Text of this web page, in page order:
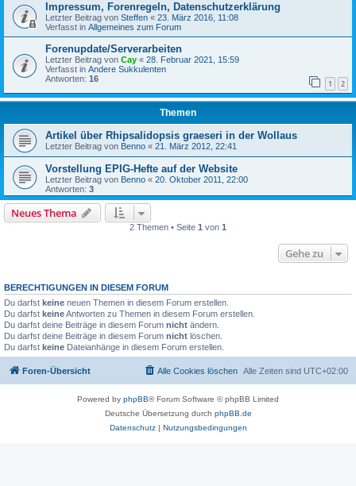
Impressum, Forenregeln, Datenschutzerklärung
Letzter Beitrag von Steffen « 23. März 2016, 11:08
Verfasst in Allgemeines zum Forum
Forenupdate/Serverarbeiten
Letzter Beitrag von Cay « 28. Februar 2021, 15:59
Verfasst in Andere Sukkulenten
Antworten: 16 1 2
Themen
Artikel über Rhipsalidopsis graeseri in der Wollaus
Letzter Beitrag von Benno « 21. März 2012, 22:41
Vorstellung EPIG-Hefte auf der Website
Letzter Beitrag von Benno « 20. Oktober 2011, 22:00
Antworten: 3
Neues Thema
2 Themen • Seite 1 von 1
Gehe zu
BERECHTIGUNGEN IN DIESEM FORUM
Du darfst keine neuen Themen in diesem Forum erstellen.
Du darfst keineAntworten zu Themen in diesem Forum erstellen.
Du darfst deine Beiträge in diesem Forum nicht ändern.
Du darfst deine Beiträge in diesem Forum nicht löschen.
Du darfst keine Dateianhänge in diesem Forum erstellen.
Foren-Übersicht Alle Zeiten sind UTC+02:00
Alle Cookies löschen
Powered by phpBB® Forum Software © phpBB Limited
Deutsche Übersetzung durch phpBB.de
Datenschutz| Nutzungsbedingungen